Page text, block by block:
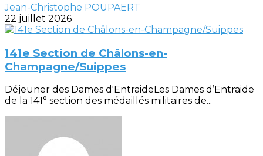
Jean-Christophe POUPAERT
22 juillet 2026
141e Section de Châlons-en-
Champagne/Suippes
Déjeuner des Dames d'EntraideLes Dames d’Entraide
de la 141° section des médaillés militaires de...